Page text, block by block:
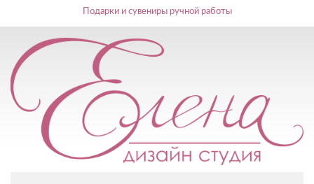
Подарки и сувениры ручной работы